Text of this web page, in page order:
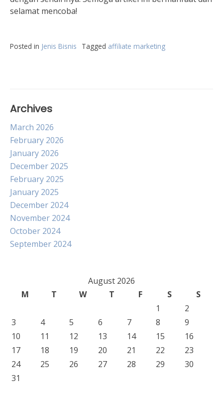
selamat mencoba!
Posted in Jenis Bisnis Tagged affiliate marketing
Archives
March 2026
February 2026
January 2026
December 2025
February 2025
January 2025
December 2024
November 2024
October 2024
September 2024
August 2026
M
T W T F S
S
1
2
3
4 5 6 7 8
9
10
11 12 13 14 15
16
17
18 19 20 21 22
23
24
25 26 27 28 29
30
31